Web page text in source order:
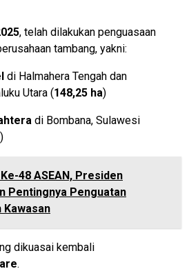
, telah dilakukan penguasaan
tambang, yakni:
di Halmahera Tengah dan
Utara (148,25 ha)
di Bombana, Sulawesi
)
48 ASEAN, Presiden
Pentingnya Penguatan
Kawasan
dikuasai kembali
.